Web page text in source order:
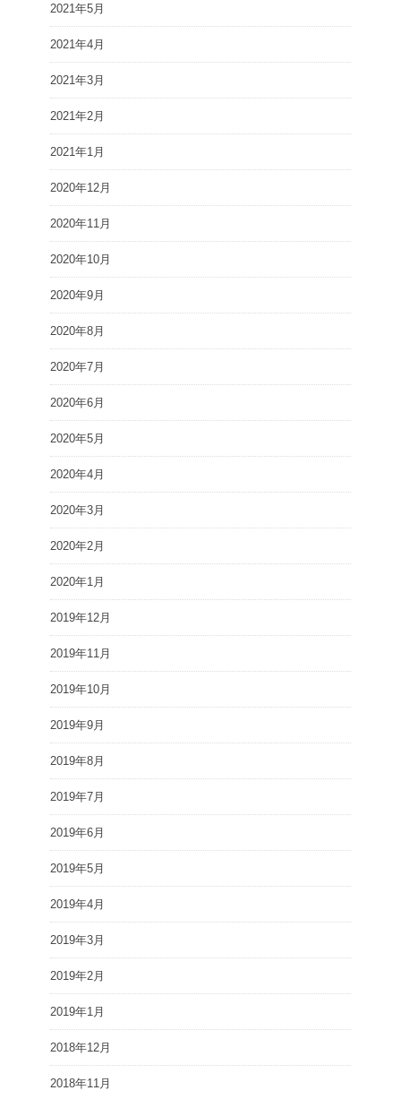
2021年5月
2021年4月
2021年3月
2021年2月
2021年1月
2020年12月
2020年11月
2020年10月
2020年9月
2020年8月
2020年7月
2020年6月
2020年5月
2020年4月
2020年3月
2020年2月
2020年1月
2019年12月
2019年11月
2019年10月
2019年9月
2019年8月
2019年7月
2019年6月
2019年5月
2019年4月
2019年3月
2019年2月
2019年1月
2018年12月
2018年11月